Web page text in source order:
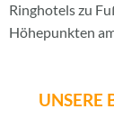
Ringhotels zu
Höhepunkten
UNSERE